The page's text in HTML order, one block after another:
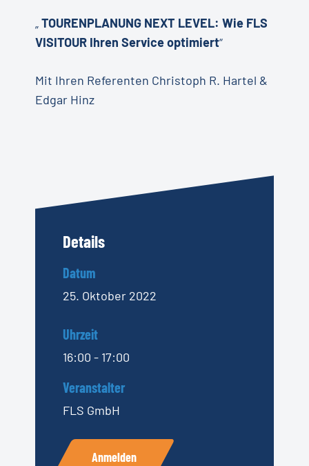
„TOURENPLANUNG NEXT LEVEL: Wie FLS
VISITOUR Ihren Service optimiert“
Mit Ihren Referenten Christoph R. Hartel &
Edgar Hinz
Details
Datum
25. Oktober 2022
Uhrzeit
16:00 - 17:00
Veranstalter
FLS GmbH
Anmelden